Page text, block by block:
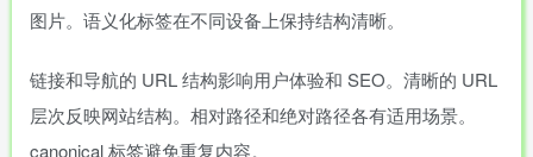
图片。语义化标签在不同设备上保持结构清晰。
链接和导航的 URL 结构影响用户体验和 SEO。清晰的 URL
层次反映网站结构。相对路径和绝对路径各有适用场景。
canonical 标签避免重复内容。